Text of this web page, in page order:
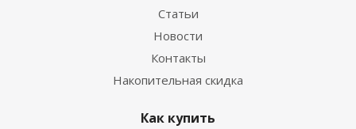
Статьи
Новости
Контакты
Накопительная скидка
Как купить